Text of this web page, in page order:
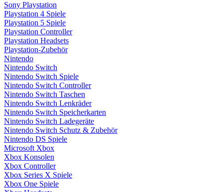
Sony Playstation
Playstation 4 Spiele
Playstation 5 Spiele
Playstation Controller
Playstation Headsets
Playstation-Zubehör
Nintendo
Nintendo Switch
Nintendo Switch Spiele
Nintendo Switch Controller
Nintendo Switch Taschen
Nintendo Switch Lenkräder
Nintendo Switch Speicherkarten
Nintendo Switch Ladegeräte
Nintendo Switch Schutz & Zubehör
Nintendo DS Spiele
Microsoft Xbox
Xbox Konsolen
Xbox Controller
Xbox Series X Spiele
Xbox One Spiele